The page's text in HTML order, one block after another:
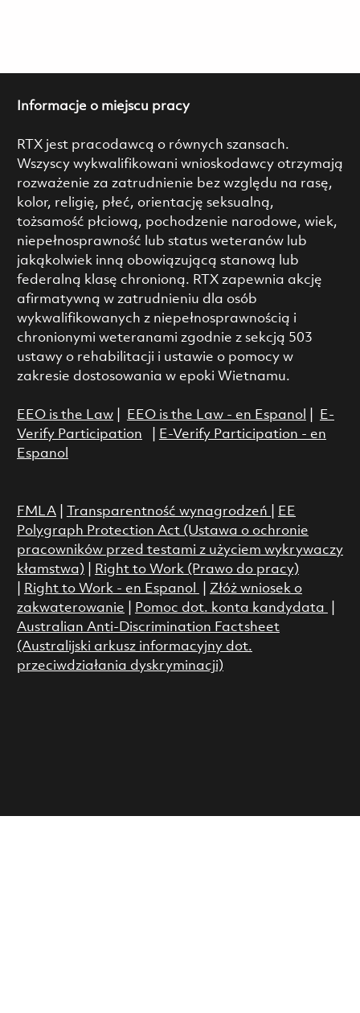
Informacje o miejscu pracy
RTX jest pracodawcą o równych szansach.
Wszyscy wykwalifikowani wnioskodawcy otrzymają
rozważenie za zatrudnienie bez względu na rasę,
kolor, religię, płeć, orientację seksualną,
tożsamość płciową, pochodzenie narodowe, wiek,
niepełnosprawność lub status weteranów lub
jakąkolwiek inną obowiązującą stanową lub
federalną klasę chronioną. RTX zapewnia akcję
afirmatywną w zatrudnieniu dla osób
wykwalifikowanych z niepełnosprawnością i
chronionymi weteranami zgodnie z sekcją 503
ustawy o rehabilitacji i ustawie o pomocy w
zakresie dostosowania w epoki Wietnamu.
EEO is the Law| EEO is the Law - en Espanol
E-
Verify Participation
E-Verify Participation - en
Espanol
FMLA| Transparentność wynagrodzeń
EE
Polygraph Protection Act (Ustawa o ochronie
pracowników przed testami z użyciem wykrywaczy
kłamstwa)
Right to Work (Prawo do pracy)
Right to Work - en Espanol
Złóż wniosek o
zakwaterowanie
Pomoc dot. konta kandydata
Australian Anti-Discrimination Factsheet
(Australijski arkusz informacyjny dot.
przeciwdziałania dyskryminacji)